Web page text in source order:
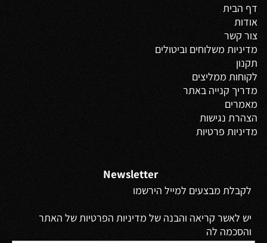
דף הבית
אודות
צור קשר
מדיניות משלוחים וביטולים
תקנון
לקוחות ממליצים
מדריך קנייה באתר
מאמרים
הצהרת נגישות
מדיניות פרטיות
Newsletter
לקבלת מבצעים למייל הירשמו
יש לאשר קריאה והבנה של מדיניות הפרטיות של האתר
והסכמה לה